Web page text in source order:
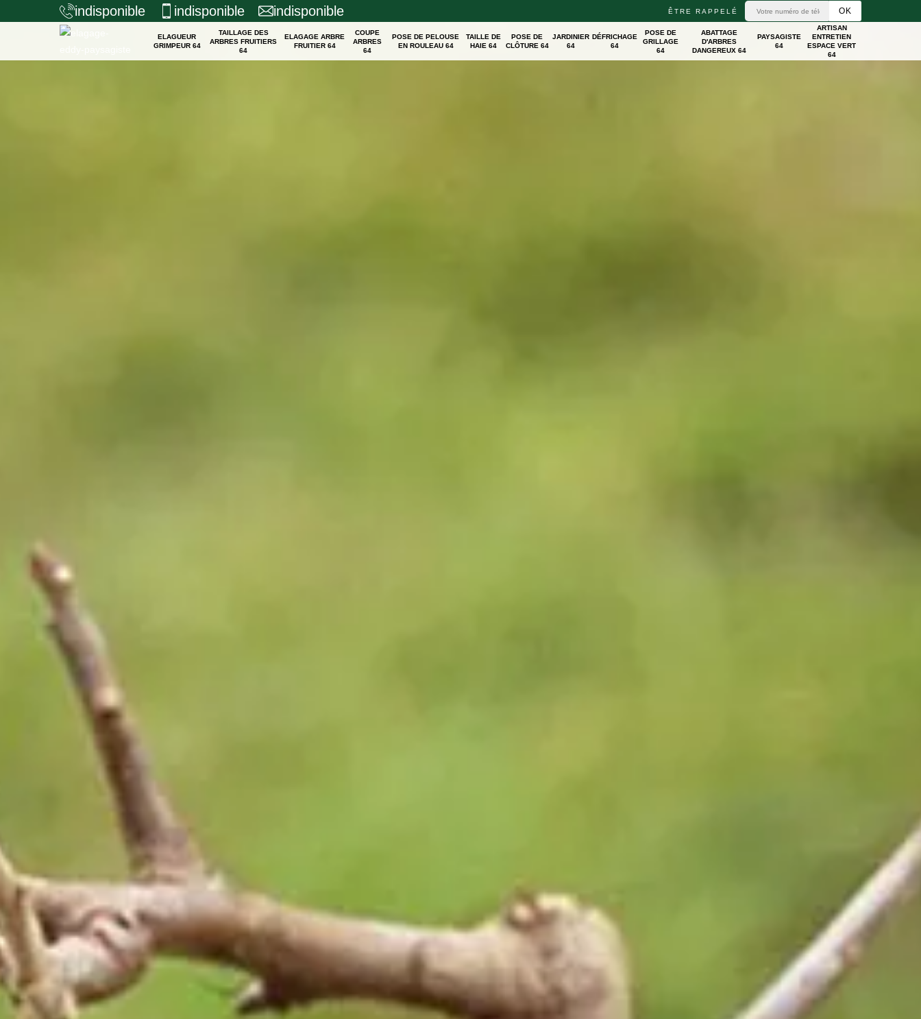
indisponible indisponible indisponible ÊTRE RAPPELÉ
ELAGUEUR
GRIMPEUR 64
TAILLAGE DES
ARBRES FRUITIERS
64
ELAGAGE ARBRE
FRUITIER 64
COUPE
ARBRES
64
POSE DE PELOUSE
EN ROULEAU 64
TAILLE DE
HAIE 64
POSE DE
CLÔTURE 64
JARDINIER
64
DÉFRICHAGE
64
POSE DE
GRILLAGE
64
ABATTAGE
D'ARBRES
DANGEREUX 64
PAYSAGISTE
64
ARTISAN
ENTRETIEN
ESPACE VERT
64